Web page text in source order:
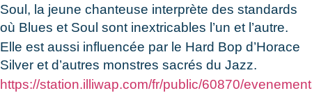
Soul, la jeune chanteuse interprète des standards
où Blues et Soul sont inextricables l’un et l’autre.
Elle est aussi influencée par le Hard Bop d’Horace
Silver et d’autres monstres sacrés du Jazz.
https://station.illiwap.com/fr/public/60870/